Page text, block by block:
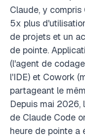
Claude, y compris
5x plus
de projets et un
de pointe.
(l'agent de
l'IDE) et Cowork
partageant le
Depuis mai
de Claude Code
heure de pointe a